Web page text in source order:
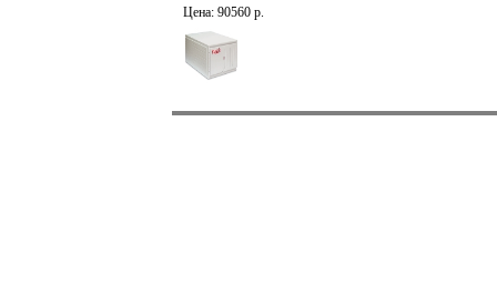
Цена: 90560 р.